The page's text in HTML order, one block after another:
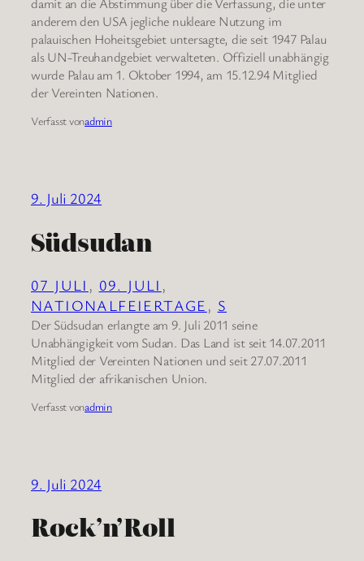
anderem den USA jegliche nukleare Nutzung im
palauischen Hoheitsgebiet untersagte, die seit 1947 Palau
als UN-Treuhandgebiet verwalteten. Offiziell unabhängig
wurde Palau am 1. Oktober 1994, am 15.12.94 Mitglied
der Vereinten Nationen.
Verfasst vonadmin
9. Juli 2024
Südsudan
07 JULI , 09. JULI
NATIONALFEIERTAGE , S
Der Südsudan erlangte am 9. Juli 2011 seine
Unabhängigkeit vom Sudan. Das Land ist seit 14.07.2011
Mitglied der Vereinten Nationen und seit 27.07.2011
Mitglied der afrikanischen Union.
Verfasst vonadmin
9. Juli 2024
Rock’n’Roll